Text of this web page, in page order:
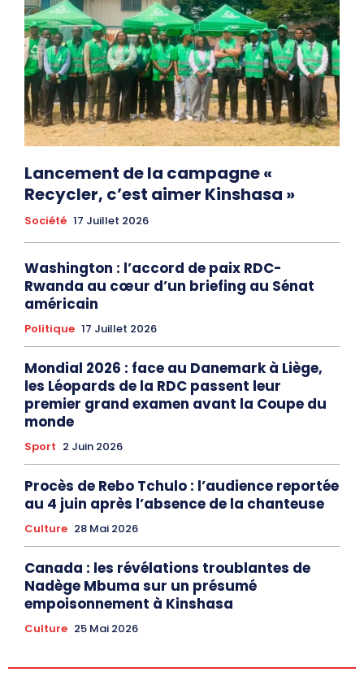
Lancement de la campagne «
Recycler, c’est aimer Kinshasa »
Société 17 Juillet 2026
Washington : l’accord de paix RDC-
Rwanda au cœur d’un briefing au Sénat
américain
Politique 17 Juillet 2026
Mondial 2026 : face au Danemark à Liège,
les Léopards de la RDC passent leur
premier grand examen avant la Coupe du
monde
Sport 2 Juin 2026
Procès de Rebo Tchulo : l’audience reportée
au 4 juin après l’absence de la chanteuse
Culture 28 Mai 2026
Canada : les révélations troublantes de
Nadège Mbuma sur un présumé
empoisonnement à Kinshasa
Culture 25 Mai 2026